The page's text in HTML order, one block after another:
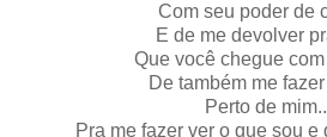
Com seu poder de
E de me devolver
Que você chegue
De também me
Perto de
Pra me fazer ver o que sou e